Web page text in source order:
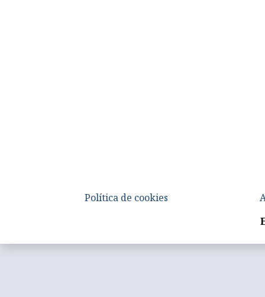
Política de cookies